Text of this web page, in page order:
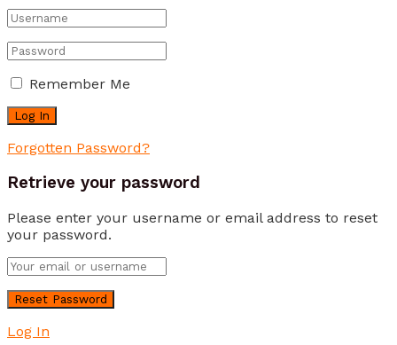
Remember Me
Forgotten Password?
Retrieve your password
Please enter your username or email address to reset
your password.
Log In